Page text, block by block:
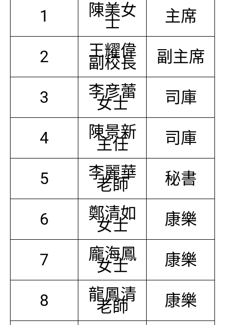
1
陳美女
士 主席
2 王耀偉
副校長 副主席
3 李彦蕾
女士 司庫
4 陳景新
主任 司庫
5 李麗華
老師 秘書
6 鄭清如
女士 康樂
7 龐海鳳
女士 康樂
8 龍鳳清
老師 康樂